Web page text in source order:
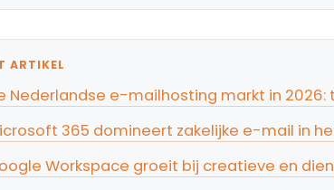
ARTIKEL
Nederlandse e-mailhosting markt in
365 domineert zakelijke e-mail in
Workspace groeit bij creatieve en